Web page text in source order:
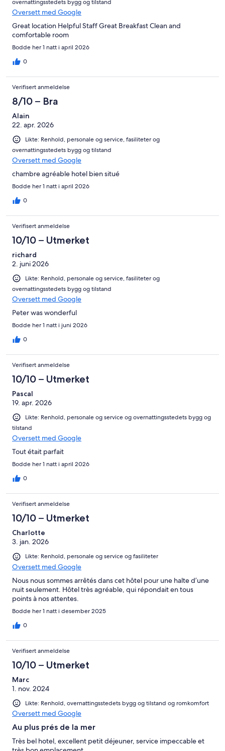
overnattingsstedets bygg og tilstand
Oversett med Google
Great location Helpful Staff Great Breakfast Clean and
comfortable room
Bodde her 1 natt i april 2026
0
Verifisert anmeldelse
8/10 – Bra
Alain
22. apr. 2026
Likte: Renhold, personale og service, fasiliteter og
overnattingsstedets bygg og tilstand
Oversett med Google
chambre agréable hotel bien situé
Bodde her 1 natt i april 2026
0
Verifisert anmeldelse
10/10 – Utmerket
richard
2. juni 2026
Likte: Renhold, personale og service, fasiliteter og
overnattingsstedets bygg og tilstand
Oversett med Google
Peter was wonderful
Bodde her 1 natt i juni 2026
0
Verifisert anmeldelse
10/10 – Utmerket
Pascal
19. apr. 2026
Likte: Renhold, personale og service og overnattingsstedets bygg og
tilstand
Oversett med Google
Tout était parfait
Bodde her 1 natt i april 2026
0
Verifisert anmeldelse
10/10 – Utmerket
Charlotte
3. jan. 2026
Likte: Renhold, personale og service og fasiliteter
Oversett med Google
Nous nous sommes arrêtés dans cet hôtel pour une halte d’une
nuit seulement. Hôtel très agréable, qui répondait en tous
points à nos attentes.
Bodde her 1 natt i desember 2025
0
Verifisert anmeldelse
10/10 – Utmerket
Marc
1. nov. 2024
Likte: Renhold, overnattingsstedets bygg og tilstand og romkomfort
Oversett med Google
Au plus prés de la mer
Très bel hotel, excellent petit déjeuner, service impeccable et